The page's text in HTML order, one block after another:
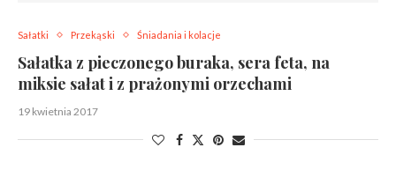
Sałatki Przekąski Śniadania i kolacje
Sałatka z pieczonego buraka, sera feta, na
miksie sałat i z prażonymi orzechami
19 kwietnia 2017